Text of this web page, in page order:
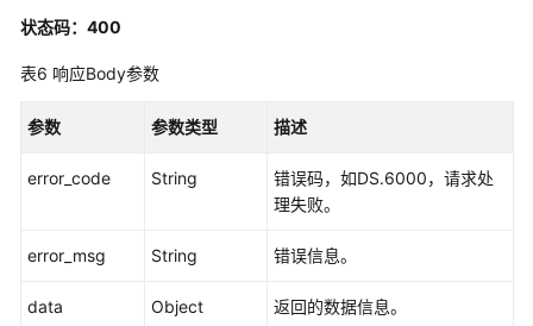
层
接
录
状态码：400
表6 响应Body参数
参数 参数类型 描述
error_code String
错误码，如DS.6000，请求处
理失败。
error_msg String 错误信息。
data Object 返回的数据信息。